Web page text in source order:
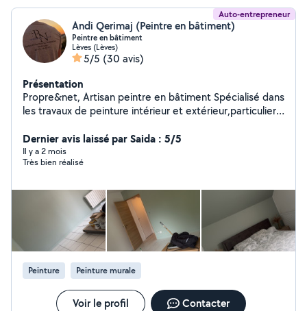
Auto-entrepreneur
Andi Qerimaj (Peintre en bâtiment)
Peintre en bâtiment
Lèves (Lèves)
5/5 (30 avis)
Présentation
Propre&net, Artisan peintre en bâtiment Spécialisé dans
les travaux de peinture intérieur et extérieur,particulier
soigné avec un finition propre et net . Peinture murs
,plafond ,enduit,ponçage,façade,boiseries revêtement
de sol nettoyage haute pression etc . Produits
Dernier avis laissé par Saida : 5/5
Il y a 2 mois
Très bien réalisé
Peinture Peinture murale
Voir le profil Contacter